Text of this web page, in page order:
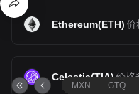
Ethereum(ETH)价
Celestia(TIA)价格
MXN GTQ